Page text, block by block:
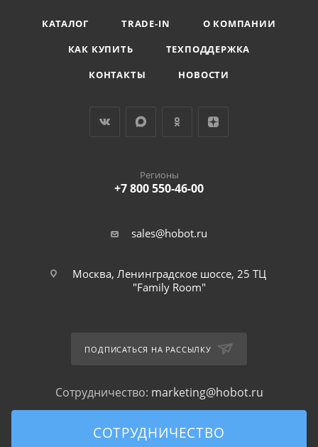
КАТАЛОГ TRADE-IN
О КОМПАНИИ
КАК КУПИТЬ
ТЕХПОДДЕРЖКА
КОНТАКТЫ
НОВОСТИ
Регионы
+7 800 550-46-00
sales@hobot.ru
Москва, Ленинградское шоссе, 25 ТЦ
"Family Room"
ПОДПИСАТЬСЯ НА РАССЫЛКУ
Сотрудничество: marketing@hobot.ru
СОТРУДНИЧЕСТВО